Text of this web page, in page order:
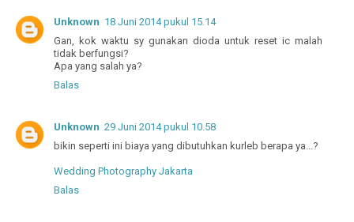
Unknown 18 Juni 2014 pukul 15.14
Gan, kok waktu sy gunakan dioda untuk reset ic malah
tidak berfungsi?
Apa yang salah ya?
Balas
Unknown 29 Juni 2014 pukul 10.58
bikin seperti ini biaya yang dibutuhkan kurleb berapa ya...?
Wedding Photography Jakarta
Balas